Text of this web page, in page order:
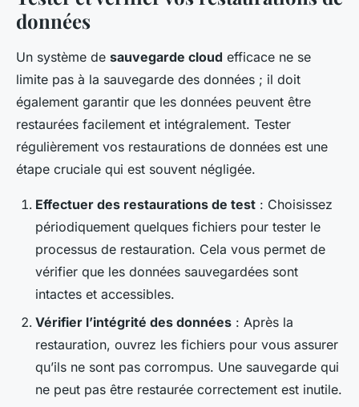
données
Un système de sauvegarde cloud efficace ne se
limite pas à la sauvegarde des données ; il doit
également garantir que les données peuvent être
restaurées facilement et intégralement. Tester
régulièrement vos restaurations de données est une
étape cruciale qui est souvent négligée.
Effectuer des restaurations de test : Choisissez
périodiquement quelques fichiers pour tester le
processus de restauration. Cela vous permet de
vérifier que les données sauvegardées sont
intactes et accessibles.
Vérifier l’intégrité des données : Après la
restauration, ouvrez les fichiers pour vous assurer
qu’ils ne sont pas corrompus. Une sauvegarde qui
ne peut pas être restaurée correctement est inutile.